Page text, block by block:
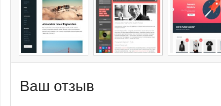
Ваш отзыв